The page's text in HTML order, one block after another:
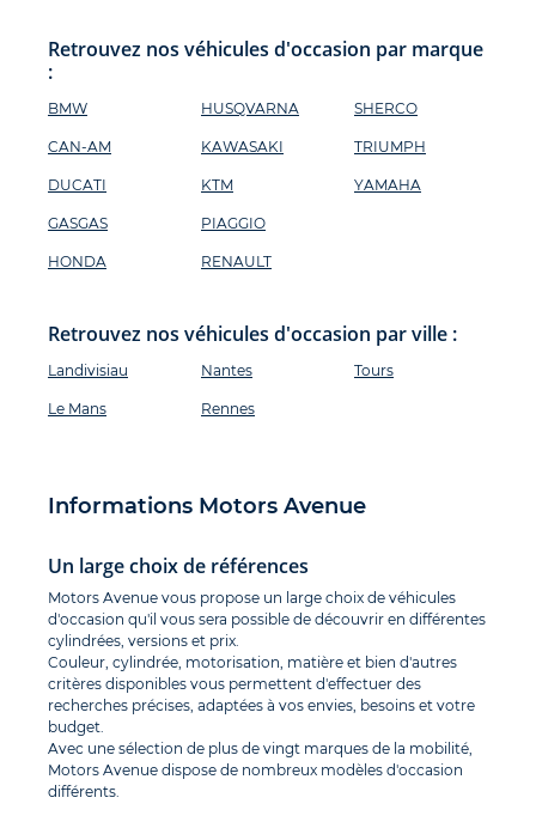
Retrouvez nos véhicules d'occasion par marque
:
BMW
CAN-AM
DUCATI
GASGAS
HONDA
HUSQVARNA
KAWASAKI
KTM
PIAGGIO
RENAULT
SHERCO
TRIUMPH
YAMAHA
Retrouvez nos véhicules d'occasion par ville :
Landivisiau
Le Mans
Nantes
Rennes
Tours
Informations Motors Avenue
Un large choix de références
Motors Avenue vous propose un large choix de véhicules
d'occasion qu'il vous sera possible de découvrir en différentes
cylindrées, versions et prix.
Couleur, cylindrée, motorisation, matière et bien d'autres
critères disponibles vous permettent d'effectuer des
recherches précises, adaptées à vos envies, besoins et votre
budget.
Avec une sélection de plus de vingt marques de la mobilité,
Motors Avenue dispose de nombreux modèles d'occasion
différents.